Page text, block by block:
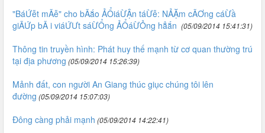
"BáỨễt mÃễ" cho bÃắo ẢỔiáỪẬn táỪễ: NẢẶm cÃƠng cáỪầ
giÃỨp bÃ i viáỨƯt sáỪỔng ẢỔáỪỎng hẳắn (05/09/2014 15:41:31)
Thông tin truyền hình: Phát huy thế mạnh từ cơ quan thường trú
tại địa phương (05/09/2014 15:26:39)
Mảnh đất, con người An Giang thúc giục chúng tôi lên
đường (05/09/2014 15:07:03)
Đông càng phải mạnh (05/09/2014 14:22:41)